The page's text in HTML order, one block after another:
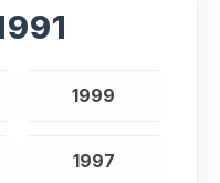
1999
1997